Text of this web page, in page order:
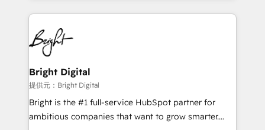
HubSpot COS Performance Award 🏆2014 HubSpot
COS Design Award 🏆2013 HubSpot Marketplace
Partner 📆Founded in 1997
automation, integration, and AI innovation to deliver
lasting impact. We specialize in: • Turnkey and end-
to-end HubSpot implementations • Onboarding for
Sales, Service, Marketing & Content Hubs • AI voice
and chat agents, predictive automation, and smart
workflows • Salesforce + HubSpot integration •
RevOps and AI-driven sales enablement • Website
design and CMS development • ERP integration: SAP,
Bright Digital
提供元：Bright Digital
Bright is the #1 full-service HubSpot partner for
ambitious companies that want to grow smarter.